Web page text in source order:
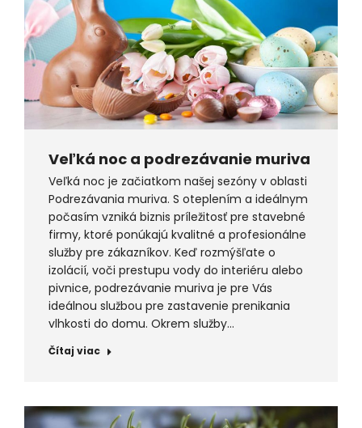
Veľká noc a podrezávanie muriva
Veľká noc je začiatkom našej sezóny v oblasti
Podrezávania muriva. S oteplením a ideálnym
počasím vzniká biznis príležitosť pre stavebné
firmy, ktoré ponúkajú kvalitné a profesionálne
služby pre zákazníkov. Keď rozmýšľate o
izolácií, voči prestupu vody do interiéru alebo
pivnice, podrezávanie muriva je pre Vás
ideálnou službou pre zastavenie prenikania
vlhkosti do domu. Okrem služby…
Čítaj viac